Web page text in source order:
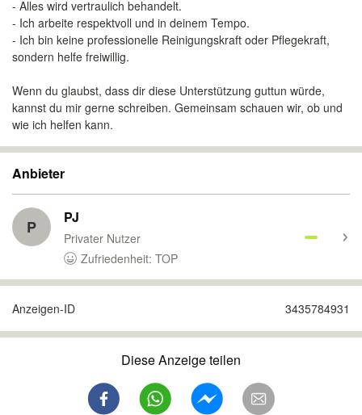
- Alles wird vertraulich behandelt.
- Ich arbeite respektvoll und in deinem Tempo.
- Ich bin keine professionelle Reinigungskraft oder Pflegekraft,
sondern helfe freiwillig.
Wenn du glaubst, dass dir diese Unterstützung guttun würde,
kannst du mir gerne schreiben. Gemeinsam schauen wir, ob und
wie ich helfen kann.
Anbieter
P PJ
Privater Nutzer
Zufriedenheit: TOP
Anzeigen-ID 3435784931
Diese Anzeige teilen